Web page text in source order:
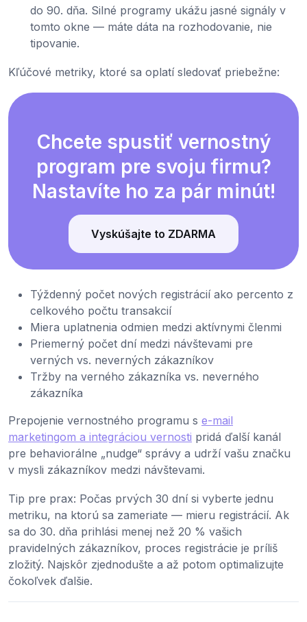
do 90. dňa. Silné programy ukážu jasné signály v
tomto okne — máte dáta na rozhodovanie, nie
tipovanie.
Kľúčové metriky, ktoré sa oplatí sledovať priebežne:
Chcete spustiť vernostný
program pre svoju firmu?
Nastavíte ho za pár minút!
Vyskúšajte to ZDARMA
Týždenný počet nových registrácií ako percento z
celkového počtu transakcií
Miera uplatnenia odmien medzi aktívnymi členmi
Priemerný počet dní medzi návštevami pre
verných vs. neverných zákazníkov
Tržby na verného zákazníka vs. neverného
zákazníka
Prepojenie vernostného programu s e-mail
marketingom a integráciou vernosti pridá ďalší kanál
pre behaviorálne „nudge“ správy a udrží vašu značku
v mysli zákazníkov medzi návštevami.
Tip pre prax: Počas prvých 30 dní si vyberte jednu
metriku, na ktorú sa zameriate — mieru registrácií. Ak
sa do 30. dňa prihlási menej než 20 % vašich
pravidelných zákazníkov, proces registrácie je príliš
zložitý. Najskôr zjednodušte a až potom optimalizujte
čokoľvek ďalšie.